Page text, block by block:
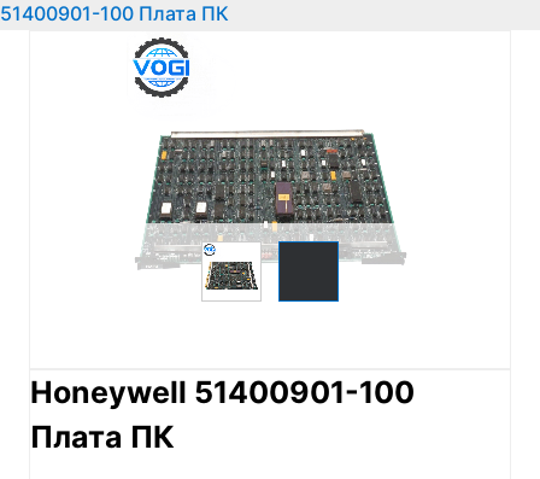
51400901-100 Плата ПК
Honeywell 51400901-100
Плата ПК